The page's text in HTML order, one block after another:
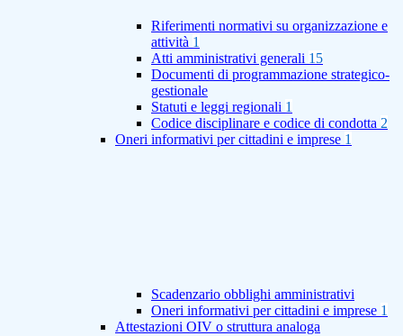
Riferimenti normativi su organizzazione e
attività 1
Atti amministrativi generali 15
Documenti di programmazione strategico-
gestionale
Statuti e leggi regionali 1
Codice disciplinare e codice di condotta 2
Oneri informativi per cittadini e imprese 1
Scadenzario obblighi amministrativi
Oneri informativi per cittadini e imprese 1
Attestazioni OIV o struttura analoga